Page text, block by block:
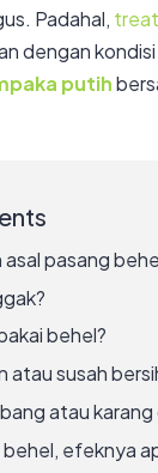
Padahal,
dengan
putih
pasang
behel?
atau susah
atau
efeknya